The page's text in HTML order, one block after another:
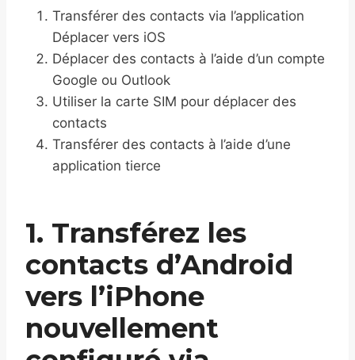
Transférer des contacts via l’application
Déplacer vers iOS
Déplacer des contacts à l’aide d’un compte
Google ou Outlook
Utiliser la carte SIM pour déplacer des
contacts
Transférer des contacts à l’aide d’une
application tierce
1. Transférez les
contacts d’Android
vers l’iPhone
nouvellement